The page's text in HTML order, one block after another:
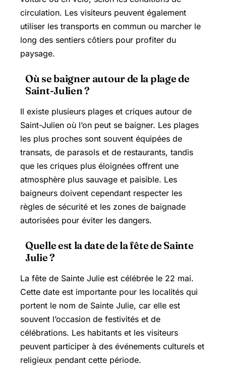
circulation. Les visiteurs peuvent également
utiliser les transports en commun ou marcher le
long des sentiers côtiers pour profiter du
paysage.
Où se baigner autour de la plage de
Saint-Julien ?
Il existe plusieurs plages et criques autour de
Saint-Julien où l’on peut se baigner. Les plages
les plus proches sont souvent équipées de
transats, de parasols et de restaurants, tandis
que les criques plus éloignées offrent une
atmosphère plus sauvage et paisible. Les
baigneurs doivent cependant respecter les
règles de sécurité et les zones de baignade
autorisées pour éviter les dangers.
Quelle est la date de la fête de Sainte
Julie ?
La fête de Sainte Julie est célébrée le 22 mai.
Cette date est importante pour les localités qui
portent le nom de Sainte Julie, car elle est
souvent l’occasion de festivités et de
célébrations. Les habitants et les visiteurs
peuvent participer à des événements culturels et
religieux pendant cette période.